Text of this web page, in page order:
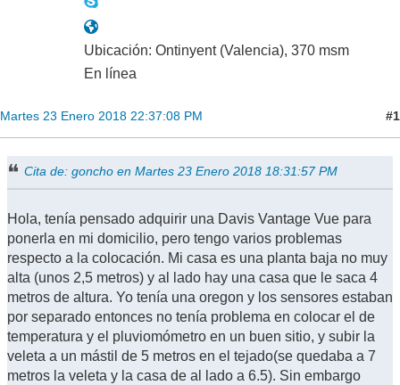
Ubicación: Ontinyent (Valencia), 370 msm
En línea
Martes 23 Enero 2018 22:37:08 PM #1
Cita de: goncho en Martes 23 Enero 2018 18:31:57 PM
Hola, tenía pensado adquirir una Davis Vantage Vue para
ponerla en mi domicilio, pero tengo varios problemas
respecto a la colocación. Mi casa es una planta baja no muy
alta (unos 2,5 metros) y al lado hay una casa que le saca 4
metros de altura. Yo tenía una oregon y los sensores estaban
por separado entonces no tenía problema en colocar el de
temperatura y el pluviomómetro en un buen sitio, y subir la
veleta a un mástil de 5 metros en el tejado(se quedaba a 7
metros la veleta y la casa de al lado a 6.5). Sin embargo